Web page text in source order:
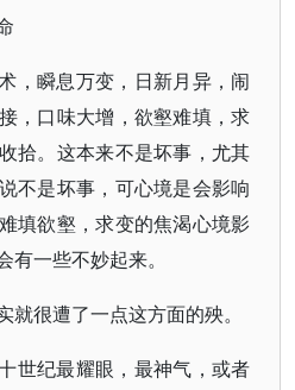
，瞬息万变，日新月异，闹
，口味大增，欲壑难填，求
拾。这本来不是坏事，尤其
不是坏事，可心境是会影响
填欲壑，求变的焦渴心境影
一些不妙起来。
就很遭了一点这方面的殃。
世纪最耀眼，最神气，或者